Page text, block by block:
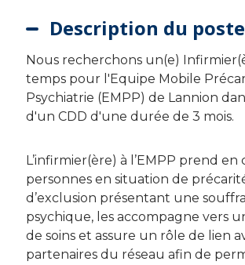
Description du poste
Nous recherchons un(e)
temps pour l'Equipe Mobile
Psychiatrie (EMPP) de Lannion
d'un CDD d'une durée de 3 mois.
L’infirmier(ère) à l’EMPP prend en
personnes en situation de
d’exclusion présentant une
psychique, les accompagne vers
de soins et assure un rôle de lien
partenaires du réseau afin de